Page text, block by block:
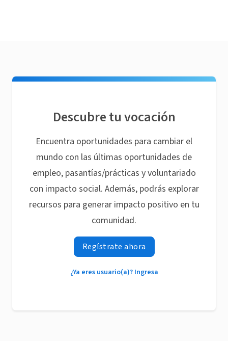
Descubre tu vocación
Encuentra oportunidades para cambiar el
mundo con las últimas oportunidades de
empleo, pasantías/prácticas y voluntariado
con impacto social. Además, podrás explorar
recursos para generar impacto positivo en tu
comunidad.
Regístrate ahora
¿Ya eres usuario(a)? Ingresa